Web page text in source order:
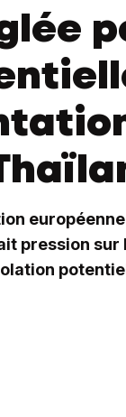
pression sur